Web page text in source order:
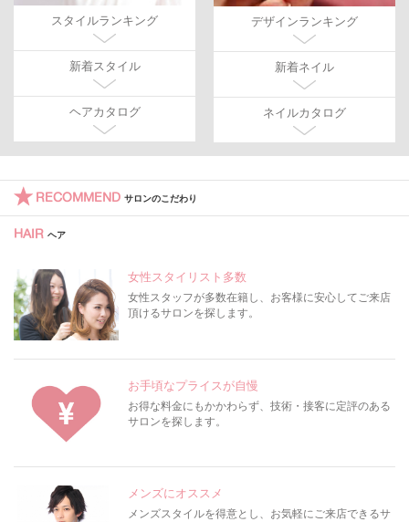
スタイルランキング
新着スタイル
ヘアカタログ
デザインランキング
新着ネイル
ネイルカタログ
RECOMMEND サロンのこだわり
HAIR ヘア
女性スタイリスト多数
女性スタッフが多数在籍し、お客様に安心してご来店
頂けるサロンを探します。
お手頃なプライスが自慢
お得な料金にもかかわらず、技術・接客に定評のある
サロンを探します。
メンズにオススメ
メンズスタイルを得意とし、お気軽にご来店できるサ